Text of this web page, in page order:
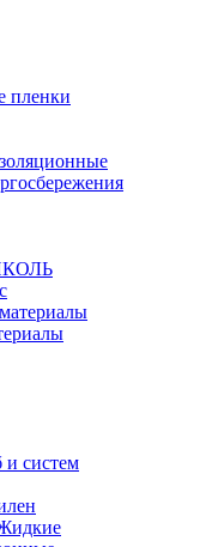
пленки
и систем